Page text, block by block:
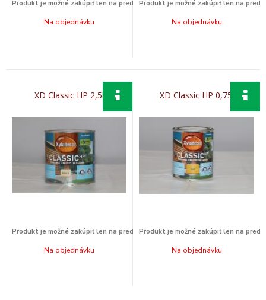
Na objednávku Na objednávku
XD Classic HP 2,5l
Na objednávku
XD Classic HP 0,75l
Na objednávku